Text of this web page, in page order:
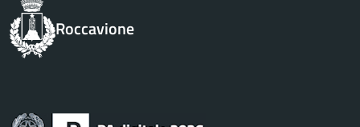
Roccavione